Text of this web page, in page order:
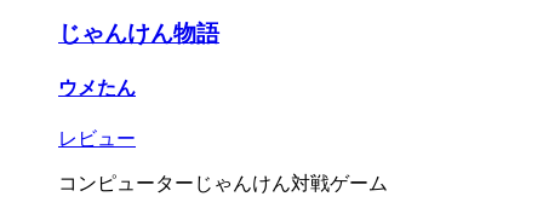
じゃんけん物語
ウメたん
レビュー
コンピューターじゃんけん対戦ゲーム